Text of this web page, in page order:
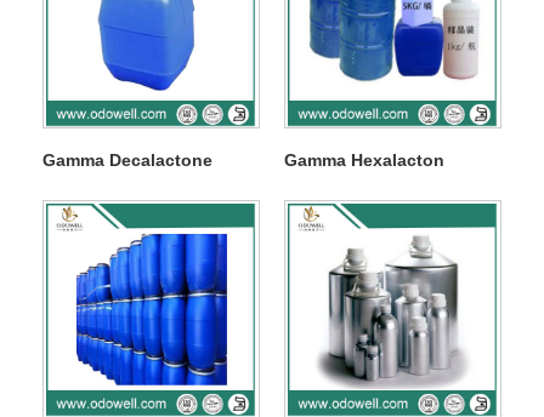
Gamma Decalactone Gamma Hexalacton